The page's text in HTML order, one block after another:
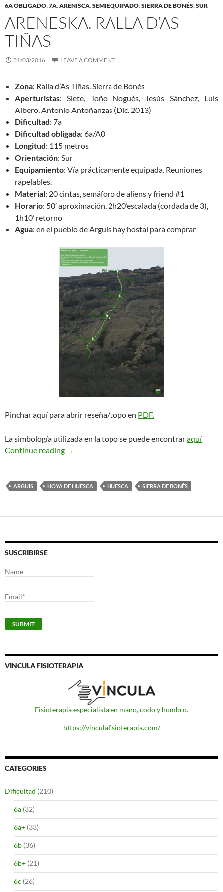
6A OBLIGADO,7A,ARENISCA,SEMIEQUIPADO,SIERRA DE BONÉS,SUR
ARENESKA. RALLA D’AS
TIÑAS
31/03/2016 LEAVE A COMMENT
Zona: Ralla d’As Tiñas. Sierra de Bonés
Aperturistas: Siete, Toño Nogués, Jesús Sánchez, Luis
Albero, Antonio Antoñanzas (Dic. 2013)
Dificultad: 7a
Dificultad obligada: 6a/A0
Longitud: 115 metros
Orientación: Sur
Equipamiento: Vía prácticamente equipada. Reuniones
rapelables.
Material: 20 cintas, semáforo de aliens y friend #1
Horario: 50’ aproximación, 2h20’escalada (cordada de 3),
1h10’ retorno
Agua: en el pueblo de Arguís hay hostal para comprar
Pinchar aquí para abrir reseña/topo en PDF.
La simbología utilizada en la topo se puede encontraraquí
Continue reading Areneska. Ralla d’As Tiñas
→
ARGUIS HOYA DE HUESCA HUESCA SIERRA DE BONÉS
SUSCRIBIRSE
Name
Email*
VINCULA FISIOTERAPIA
Fisioterapia especialista en mano, codo y hombro.
https://vinculafisioterapia.com/
CATEGORIES
Dificultad (210)
6a (32)
6a+ (33)
6b (36)
6b+ (21)
6c (26)